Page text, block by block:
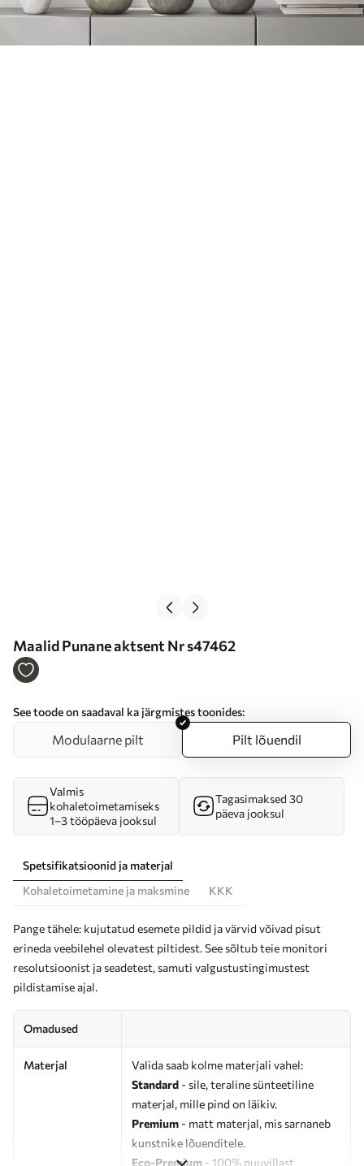
Maalid Punane aktsent Nr s47462
See toode on saadaval ka järgmistes toonides:
Modulaarne pilt Pilt lõuendil
Valmis
kohaletoimetamiseks
1–3 tööpäeva jooksul
Tagasimaksed 30
päeva jooksul
Spetsifikatsioonid ja materjal
Kohaletoimetamine ja maksmine
KKK
Pange tähele: kujutatud esemete pildid ja värvid võivad pisut
erineda veebilehel olevatest piltidest. See sõltub teie monitori
resolutsioonist ja seadetest, samuti valgustustingimustest
pildistamise ajal.
Omadused
Materjal
Valida saab kolme materjali vahel:
Standard - sile, teraline sünteetiline
materjal, mille pind on läikiv.
Premium - matt materjal, mis sarnaneb
kunstnike lõuenditele.
Eco-Premium - 100% puuvillast